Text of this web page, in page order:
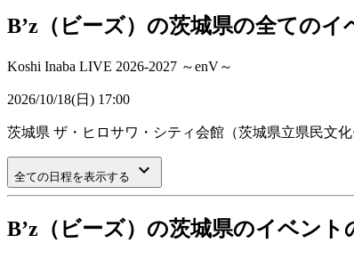
B’z（ビーズ）の茨城県の全てのイ
Koshi Inaba LIVE 2026-2027 ～enV～
2026/10/18(日) 17:00
茨城県 ザ・ヒロサワ・シティ会館（茨城県立県民文化
全ての日程を表示する keyboard_arrow_down
B’z（ビーズ）の茨城県のイベン